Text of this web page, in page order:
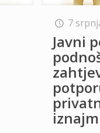
7
Javni